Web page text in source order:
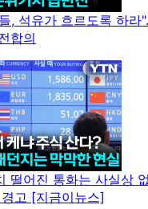
, 석유가 흐르도록 하라
합의
떨어진 통화는 사실상
고 [지금이뉴스]